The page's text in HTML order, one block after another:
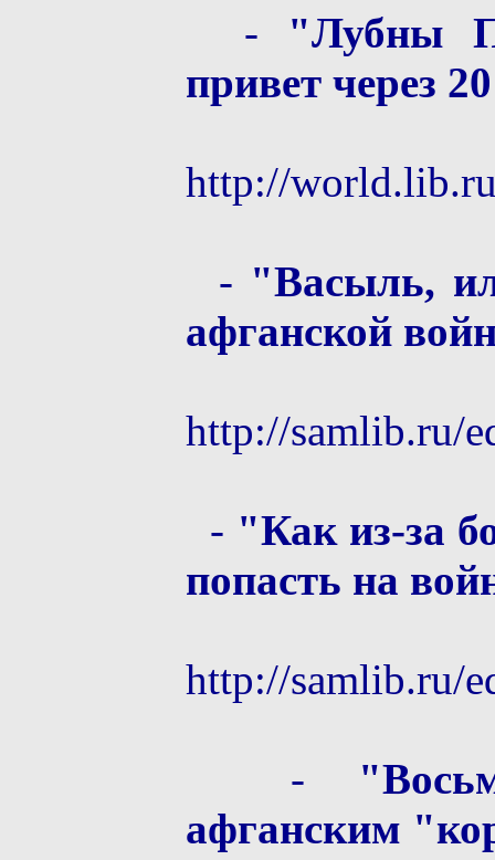
- "Лубны
привет через
http://
- "Васыль,
афганской
http://samlib.ru/
- "Как из-зa
попасть на
http://samlib.ru/
-
афганским